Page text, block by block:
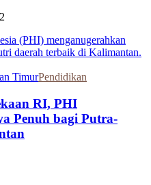
TimurPendidikan
RI, PHI
Penuh bagi Putra-